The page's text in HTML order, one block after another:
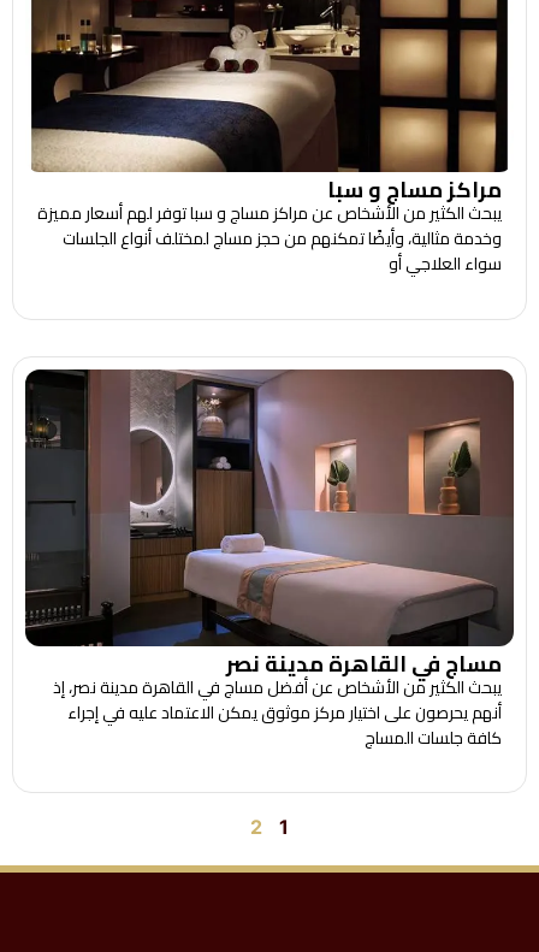
مراكز مساج و سبا
يبحث الكثير من الأشخاص عن مراكز مساج و سبا توفر لهم أسعار مميزة
وخدمة مثالية، وأيضًا تمكنهم من حجز مساج لمختلف أنواع الجلسات
سواء العلاجي أو
مساج في القاهرة مدينة نصر
يبحث الكثير من الأشخاص عن أفضل مساج في القاهرة مدينة نصر، إذ
أنهم يحرصون على اختيار مركز موثوق يمكن الاعتماد عليه في إجراء
كافة جلسات المساج
1
2